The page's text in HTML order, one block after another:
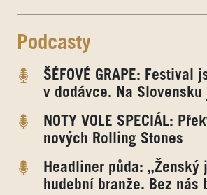
Podcasty
ŠÉFOVÉ GRAPE: Festival
v dodávce. Na
NOTY VOLE SPECIÁL:
nových Rolling Stones
Headliner půda: „Ženský
hudební branže. Bez nás